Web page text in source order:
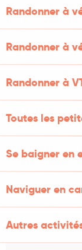
Randonner à
Randonner à
Randonner à
Toutes les
Se baigner en
Naviguer en
Autres
de
nourris
de
ans, ce
être de